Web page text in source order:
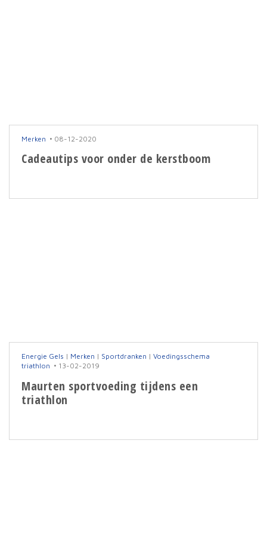
Merken 08-12-2020
Cadeautips voor onder de kerstboom
Energie Gels | Merken | Sportdranken | Voedingsschema
triathlon
13-02-2019
Maurten sportvoeding tijdens een
triathlon